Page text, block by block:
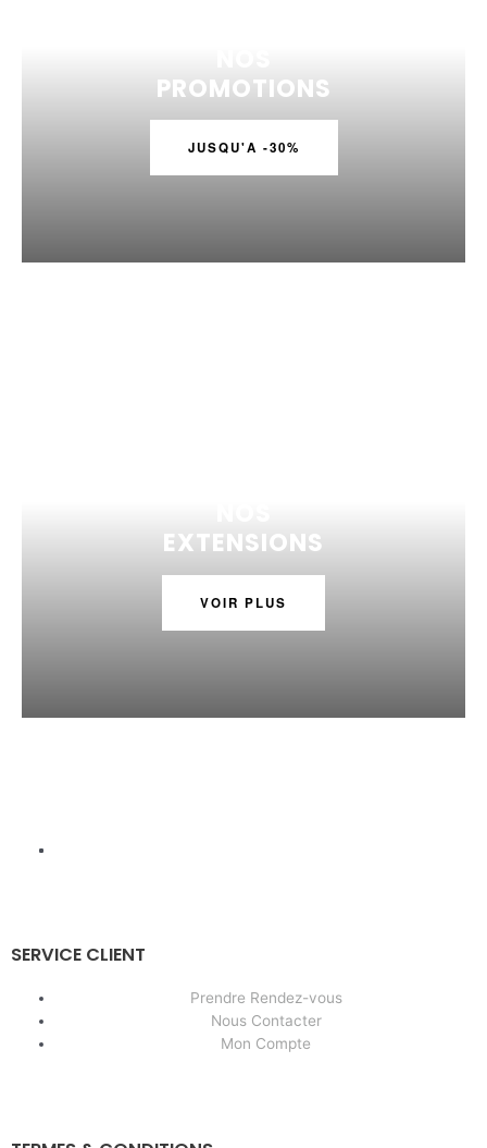
PROMOTIONS
JUSQU'A -30%
EXTENSIONS
VOIR PLUS
SERVICE CLIENT
Prendre Rendez-vous
Nous Contacter
Mon Compte